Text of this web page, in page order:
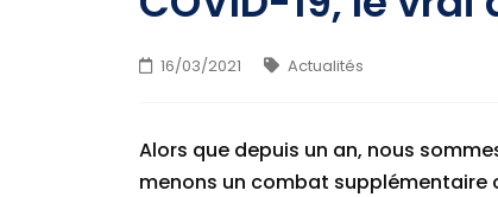
16/03/2021 Actualités
Alors que depuis un an, nous
menons un combat supplémentaire